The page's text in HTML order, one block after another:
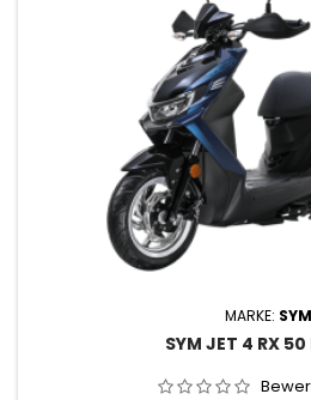
MARKE: SYM
SYM JET 4 RX 50